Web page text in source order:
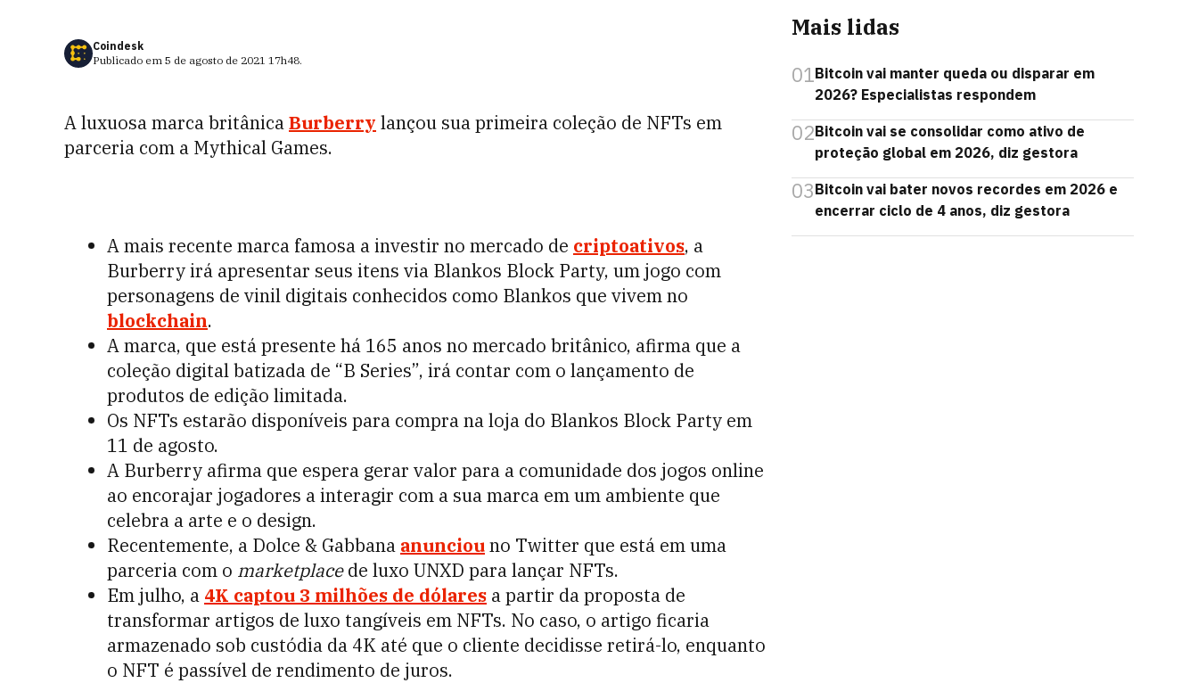
Coindesk
Publicado em 5 de agosto de 2021 17h48.
A luxuosa marca britânicaBurberry lançou sua primeira coleção de NFTs em
parceria com a Mythical Games.
A mais recente marca famosa a investir no mercado de criptoativos, a
Burberry irá apresentar seus itens via Blankos Block Party, um jogo com
personagens de vinil digitais conhecidos como Blankos que vivem no
blockchain.
A marca, que está presente há 165 anos no mercado britânico, afirma que a
coleção digital batizada de “B Series”, irá contar com o lançamento de
produtos de edição limitada.
Os NFTs estarão disponíveis para compra na loja do Blankos Block Party em
11 de agosto.
A Burberry afirma que espera gerar valor para a comunidade dos jogos online
ao encorajar jogadores a interagir com a sua marca em um ambiente que
celebra a arte e o design.
Recentemente, a Dolce & Gabbana anunciouno Twitter que está em uma
parceria com o marketplacede luxo UNXD para lançar NFTs.
Em julho, a 4K captou 3 milhões de dólares a partir da proposta de
transformar artigos de luxo tangíveis em NFTs. No caso, o artigo ficaria
armazenado sob custódia da 4K até que o cliente decidisse retirá-lo, enquanto
o NFT é passível de rendimento de juros.
Mais lidas
01Bitcoin vai manter queda ou disparar em
2026? Especialistas respondem
02Bitcoin vai se consolidar como ativo de
proteção global em 2026, diz gestora
03Bitcoin vai bater novos recordes em 2026 e
encerrar ciclo de 4 anos, diz gestora